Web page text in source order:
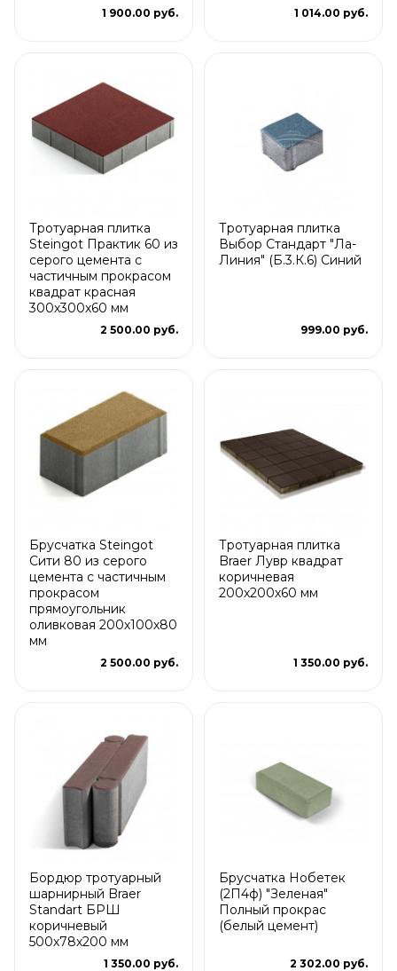
1 900.00 руб. 1 014.00 руб.
Тротуарная плитка
Steingot Практик 60 из
серого цемента с
частичным прокрасом
квадрат красная
300х300х60 мм
2 500.00 руб.
Тротуарная плитка
Выбор Стандарт "Ла-
Линия" (Б.3.К.6) Синий
999.00 руб.
Брусчатка Steingot
Сити 80 из серого
цемента с частичным
прокрасом
прямоугольник
оливковая 200х100х80
мм
2 500.00 руб.
Тротуарная плитка
Braer Лувр квадрат
коричневая
200х200х60 мм
1 350.00 руб.
Бордюр тротуарный
шарнирный Braer
Standart БРШ
коричневый
500х78х200 мм
1 350.00 руб.
Брусчатка Нобетек
(2П4ф) "Зеленая"
Полный прокрас
(белый цемент)
2 302.00 руб.